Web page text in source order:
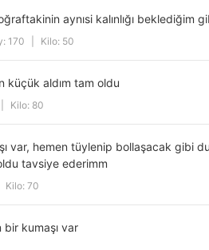
aynısi kalınlığı beklediğim
170 Kilo: 50
küçük aldım tam oldu
Kilo: 80
var, hemen tüylenip bollaşacak gibi
tavsiye ederimm
Kilo: 70
kumaşı var